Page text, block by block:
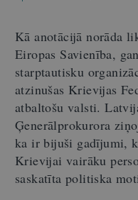
Kā anotācijā norāda
Eiropas Savienība,
starptautisku
atzinušas Krievijas
atbaltošu valsti.
Ģenerālprokurora
ka ir bijuši gadījumi,
Krievijai vairāku
saskatīta politiska